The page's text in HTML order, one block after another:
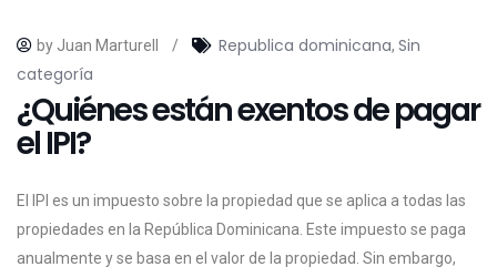
by Juan Marturell / Republica dominicana, Sin
categoría
¿Quiénes están exentos de pagar
el IPI?
El IPI es un impuesto sobre la propiedad que se aplica a todas las
propiedades en la República Dominicana. Este impuesto se paga
anualmente y se basa en el valor de la propiedad. Sin embargo,